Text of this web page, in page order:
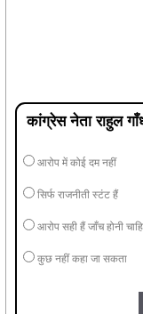
कांग्रेस नेता राहुल
आरोप में कोई दम नहीं
सिर्फ राजनीती स्टंट हैं
आरोप सही हैं जाँच होनी
कुछ नहीं कहा जा सकता